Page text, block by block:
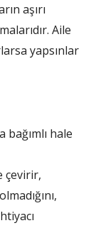
aşırı
Aile
yapsınlar
hale
çevirir,